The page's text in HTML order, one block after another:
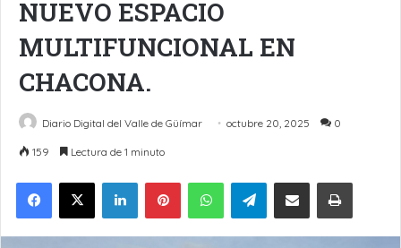
NUEVO ESPACIO
MULTIFUNCIONAL EN
CHACONA.
Diario Digital del Valle de Güímar octubre 20, 2025 0
159 Lectura de 1 minuto
LinkedInPinterestWhatsAppTelegramCompartir por Email Imprimir